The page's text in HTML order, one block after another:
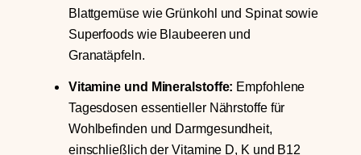
Blattgemüse wie Grünkohl und Spinat sowie
Superfoods wie Blaubeeren und
Granatäpfeln.
Vitamine und Mineralstoffe: Empfohlene
Tagesdosen essentieller Nährstoffe für
Wohlbefinden und Darmgesundheit,
einschließlich der Vitamine D, K und B12